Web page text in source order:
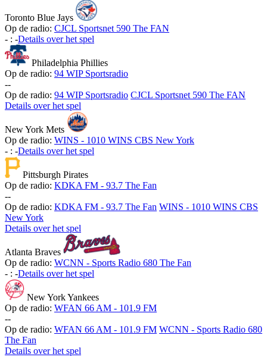
Toronto Blue Jays
Op de radio: CJCL Sportsnet 590 The FAN
- : -Details over het spel
Philadelphia Phillies
Op de radio: 94 WIP Sportsradio
--
Op de radio: 94 WIP Sportsradio CJCL Sportsnet 590 The FAN
Details over het spel
New York Mets
Op de radio: WINS - 1010 WINS CBS New York
- : -Details over het spel
Pittsburgh Pirates
Op de radio: KDKA FM - 93.7 The Fan
--
Op de radio: KDKA FM - 93.7 The Fan WINS - 1010 WINS CBS
New York
Details over het spel
Atlanta Braves
Op de radio: WCNN - Sports Radio 680 The Fan
- : -Details over het spel
New York Yankees
Op de radio: WFAN 66 AM - 101.9 FM
--
Op de radio: WFAN 66 AM - 101.9 FM WCNN - Sports Radio 680
The Fan
Details over het spel